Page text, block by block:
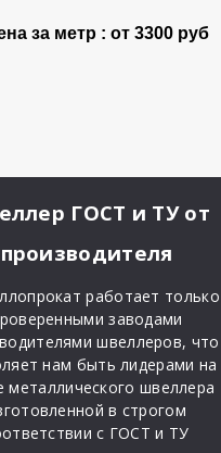
за метр : от3300 руб
ГОСТ и ТУ от
производителя
работает
заводами
швеллеров, что
нам быть лидерами на
металлического швеллера
в строгом
с ГОСТ и ТУ